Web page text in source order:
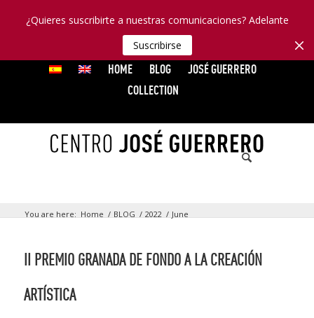
¿Quieres suscribirte a nuestras comunicaciones? Adelante
Suscribirse
HOME BLOG
JOSÉ GUERRERO
COLLECTION
You are here: Home / BLOG / 2022 / June
II PREMIO GRANADA DE FONDO A LA CREACIÓN
ARTÍSTICA